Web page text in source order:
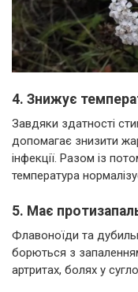
4. Знижує
Завдяки здатності
допомагає знизити
інфекції. Разом із
температура
5. Має
Флавоноїди та
борються з
артритах, болях у